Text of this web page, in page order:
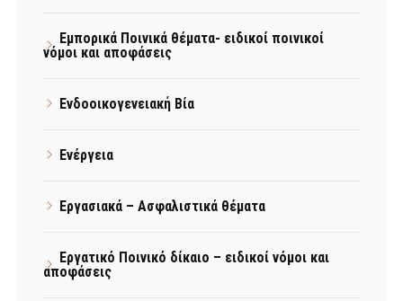
Εμπορικά Ποινικά θέματα- ειδικοί ποινικοί
νόμοι και αποφάσεις
Ενδοοικογενειακή Βία
Ενέργεια
Εργασιακά – Ασφαλιστικά θέματα
Εργατικό Ποινικό δίκαιο – ειδικοί νόμοι και
αποφάσεις